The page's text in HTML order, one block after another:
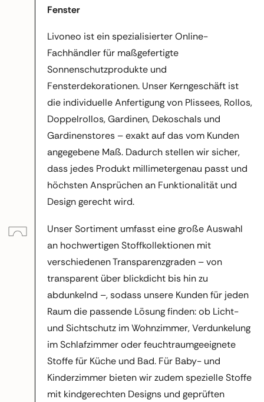
Fenster
Livoneo ist ein spezialisierter Online-
Fachhändler für maßgefertigte
Sonnenschutzprodukte und
Fensterdekorationen. Unser Kerngeschäft ist
die individuelle Anfertigung von Plissees, Rollos,
Doppelrollos, Gardinen, Dekoschals und
Gardinenstores – exakt auf das vom Kunden
angegebene Maß. Dadurch stellen wir sicher,
dass jedes Produkt millimetergenau passt und
höchsten Ansprüchen an Funktionalität und
Design gerecht wird.
Unser Sortiment umfasst eine große Auswahl
an hochwertigen Stoffkollektionen mit
verschiedenen Transparenzgraden – von
transparent über blickdicht bis hin zu
abdunkelnd –, sodass unsere Kunden für jeden
Raum die passende Lösung finden: ob Licht-
und Sichtschutz im Wohnzimmer, Verdunkelung
im Schlafzimmer oder feuchtraumgeeignete
Stoffe für Küche und Bad. Für Baby- und
Kinderzimmer bieten wir zudem spezielle Stoffe
mit kindgerechten Designs und geprüften